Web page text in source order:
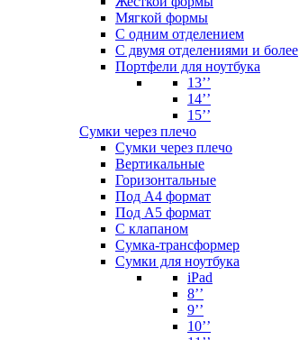
Мягкой формы
С одним отделением
С двумя отделениями и более
Портфели для ноутбука
13’’
14’’
15’’
Сумки через плечо
Сумки через плечо
Вертикальные
Горизонтальные
Под А4 формат
Под А5 формат
С клапаном
Сумка-трансформер
Сумки для ноутбука
iPad
8’’
9’’
10’’